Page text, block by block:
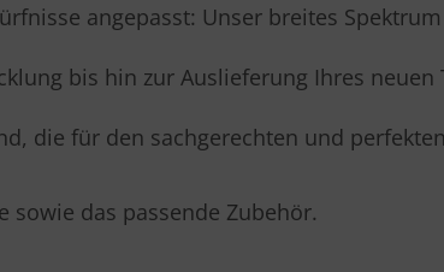
angepasst: Unser breites
bis hin zur Auslieferung Ihres neuen
die für den sachgerechten und
sowie das passende Zubehör.